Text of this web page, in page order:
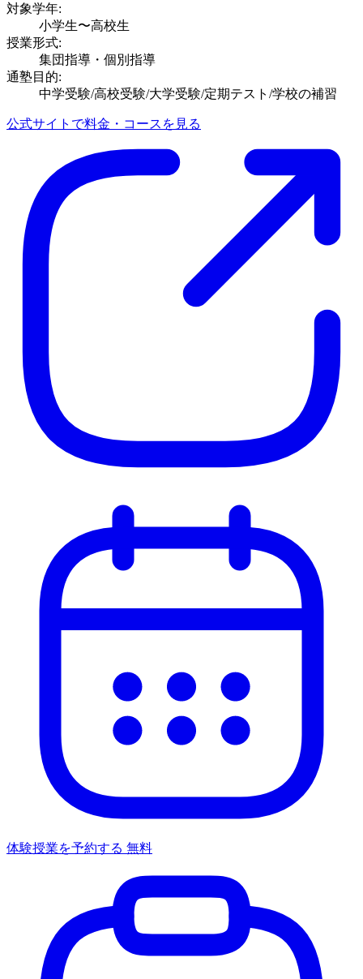
対象学年:
小学生〜高校生
授業形式:
集団指導・個別指導
通塾目的:
中学受験/高校受験/大学受験/定期テスト/学校の補習
公式サイトで料金・コースを見る
体験授業を予約する 無料